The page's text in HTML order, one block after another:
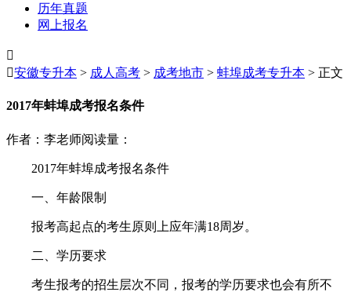
历年真题
网上报名

安徽专升本 > 成人高考 > 成考地市 > 蚌埠成考专升本 > 正文
2017年蚌埠成考报名条件
作者：李老师阅读量：
2017年蚌埠成考报名条件
一、年龄限制
报考高起点的考生原则上应年满18周岁。
二、学历要求
考生报考的招生层次不同，报考的学历要求也会有所不